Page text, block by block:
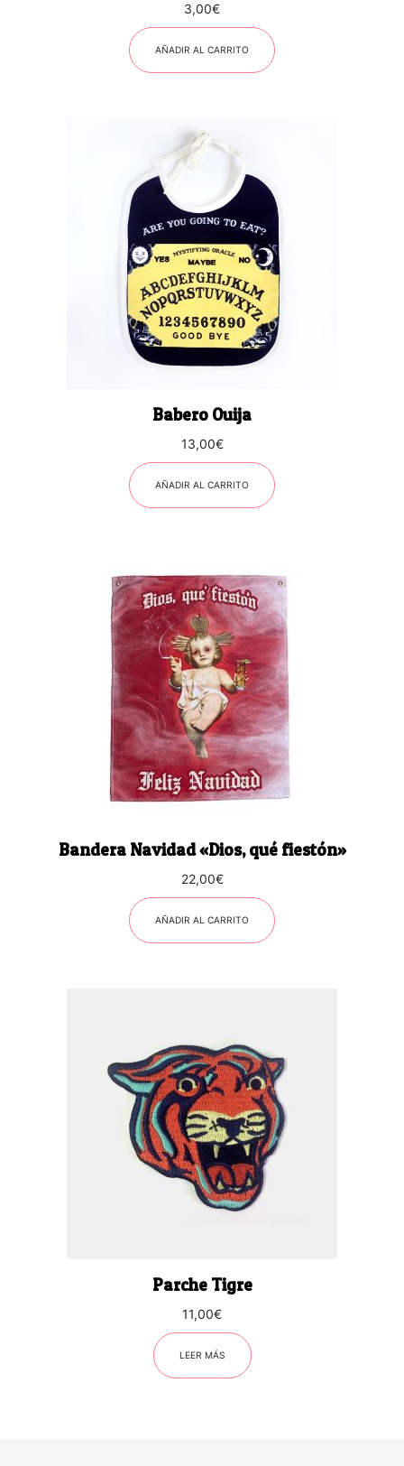
3,00€
AÑADIR AL CARRITO
Babero Ouija
13,00€
AÑADIR AL CARRITO
Bandera Navidad «Dios, qué fiestón»
22,00€
AÑADIR AL CARRITO
Parche Tigre
11,00€
LEER MÁS